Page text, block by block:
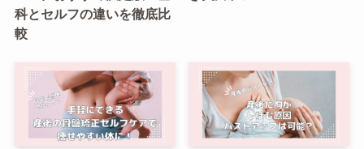
科とセルフの違いを徹底比
較